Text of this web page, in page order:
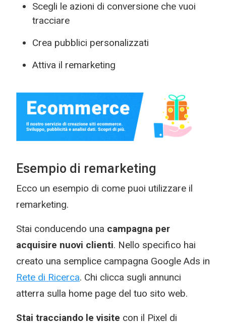
Scegli le azioni di conversione che vuoi
tracciare
Crea pubblici personalizzati
Attiva il remarketing
Esempio di remarketing
Ecco un esempio di come puoi utilizzare il
remarketing.
Stai conducendo una campagna per
acquisire nuovi clienti. Nello specifico hai
creato una semplice campagna Google Ads in
Rete di Ricerca. Chi clicca sugli annunci
atterra sulla home page del tuo sito web.
Stai tracciando le visite con il Pixel di